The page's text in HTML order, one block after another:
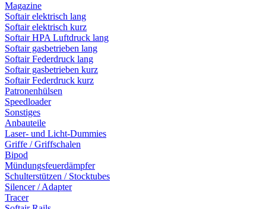
Magazine
Softair elektrisch lang
Softair elektrisch kurz
Softair HPA Luftdruck lang
Softair gasbetrieben lang
Softair Federdruck lang
Softair gasbetrieben kurz
Softair Federdruck kurz
Patronenhülsen
Speedloader
Sonstiges
Anbauteile
Laser- und Licht-Dummies
Griffe / Griffschalen
Bipod
Mündungsfeuerdämpfer
Schulterstützen / Stocktubes
Silencer / Adapter
Tracer